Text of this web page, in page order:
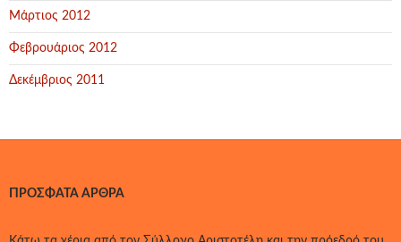
Μάρτιος 2012
Φεβρουάριος 2012
Δεκέμβριος 2011
ΠΡΌΣΦΑΤΑ ΆΡΘΡΑ